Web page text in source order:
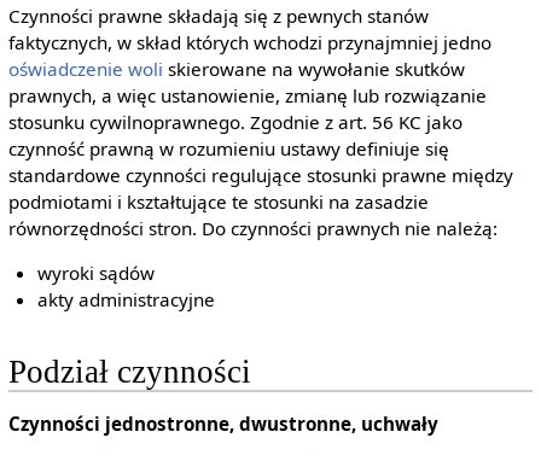
Czynności prawne składają się z pewnych stanów
faktycznych, w skład których wchodzi przynajmniej jedno
oświadczenie woli skierowane na wywołanie skutków
prawnych, a więc ustanowienie, zmianę lub rozwiązanie
stosunku cywilnoprawnego. Zgodnie z art. 56 KC jako
czynność prawną w rozumieniu ustawy definiuje się
standardowe czynności regulujące stosunki prawne między
podmiotami i kształtujące te stosunki na zasadzie
równorzędności stron. Do czynności prawnych nie należą:
wyroki sądów
akty administracyjne
Podział czynności
Czynności jednostronne, dwustronne, uchwały